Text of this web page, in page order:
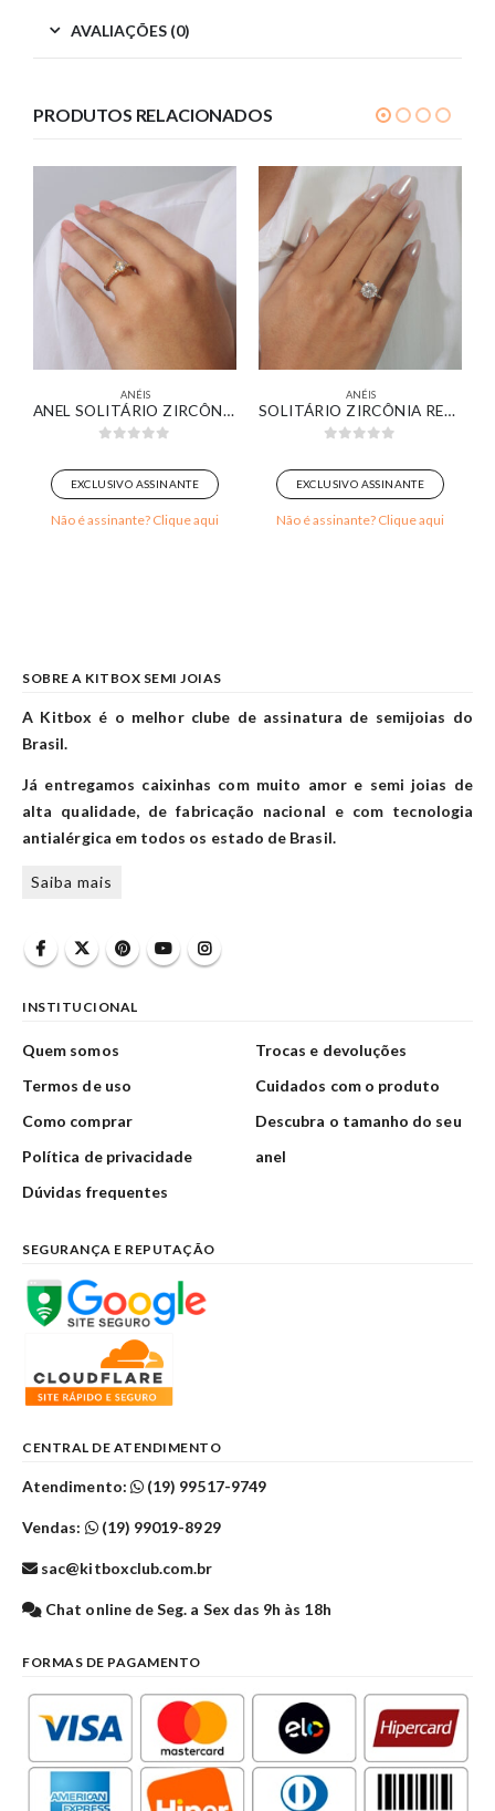
AVALIAÇÕES (0)
PRODUTOS RELACIONADOS
ANÉIS
ANEL SOLITÁRIO ZIRCÔNIA REDONDA MÉDIA CRISTAL BANHADO EM OURO 18K
EXCLUSIVO ASSINANTE
Não é assinante? Clique aqui
ANÉIS
SOLITÁRIO ZIRCÔNIA REDONDA CRISTAL BANHADO EM OURO BRANCO
EXCLUSIVO ASSINANTE
Não é assinante? Clique aqui
SOBRE A KITBOX SEMI JOIAS
A Kitbox é o melhor clube de assinatura de semijoias do
Brasil.
Já entregamos caixinhas com muito amor e semi joias de
alta qualidade, de fabricação nacional e com tecnologia
antialérgica em todos os estado de Brasil.
Saiba mais
INSTITUCIONAL
Quem somos
Termos de uso
Como comprar
Política de privacidade
Dúvidas frequentes
Trocas e devoluções
Cuidados com o produto
Descubra o tamanho do seu
anel
SEGURANÇA E REPUTAÇÃO
CENTRAL DE ATENDIMENTO
Atendimento: (19) 99517-9749
Vendas: (19) 99019-8929
sac@kitboxclub.com.br
Chat online de Seg. a Sex das 9h às 18h
FORMAS DE PAGAMENTO